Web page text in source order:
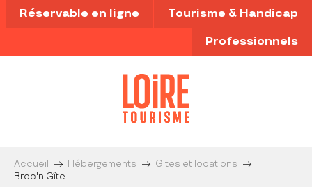
Aller
au
principal
Réservable en ligne Tourisme & Handicap
Professionnels
Accueil Hébergements
Gites et locations
Broc'n Gîte